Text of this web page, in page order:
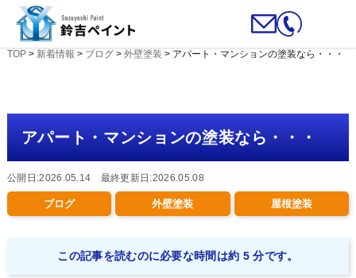
TOP> 新着情報 > ブログ> 外壁塗装 > アパート・マンションの塗装なら・・・
アパート・マンションの塗装なら・・・
公開日:2026.05.14 最終更新日:2026.05.08
ブログ 外壁塗装 屋根塗装
この記事を読むのに必要な時間は約 5 分です。